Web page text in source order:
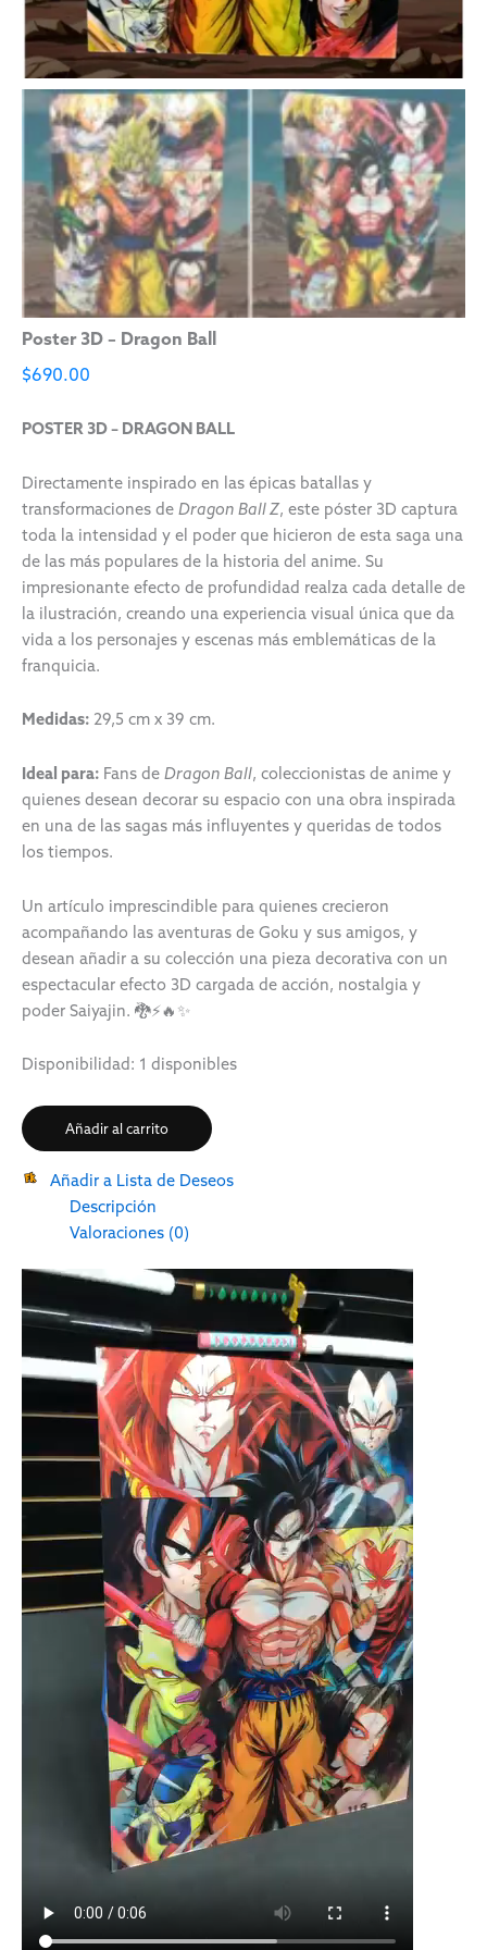
Poster 3D – Dragon Ball
$690.00
POSTER 3D – DRAGON BALL
Directamente inspirado en las épicas batallas y
transformaciones de Dragon Ball Z, este póster 3D captura
toda la intensidad y el poder que hicieron de esta saga una
de las más populares de la historia del anime. Su
impresionante efecto de profundidad realza cada detalle de
la ilustración, creando una experiencia visual única que da
vida a los personajes y escenas más emblemáticas de la
franquicia.
Medidas: 29,5 cm x 39 cm.
Ideal para: Fans de Dragon Ball, coleccionistas de anime y
quienes desean decorar su espacio con una obra inspirada
en una de las sagas más influyentes y queridas de todos
los tiempos.
Un artículo imprescindible para quienes crecieron
acompañando las aventuras de Goku y sus amigos, y
desean añadir a su colección una pieza decorativa con un
espectacular efecto 3D cargada de acción, nostalgia y
poder Saiyajin. 🐉⚡🔥✨
Disponibilidad: 1 disponibles
Añadir al carrito
Añadir a Lista de Deseos
Descripción
Valoraciones (0)